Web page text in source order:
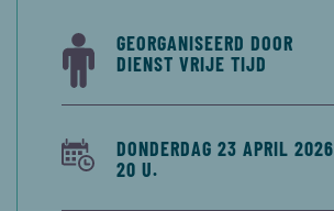
GEORGANISEERD DOOR
DIENST VRIJE TIJD
DONDERDAG 23 APRIL 2026
20 U.